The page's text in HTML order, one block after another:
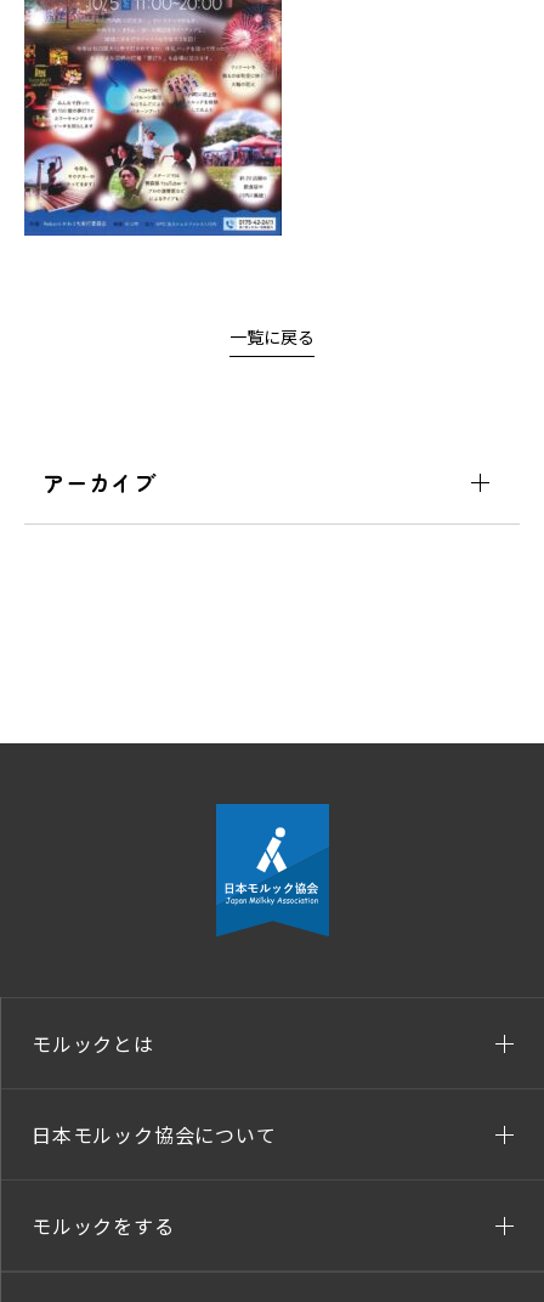
一覧に戻る
アーカイブ
モルックとは
日本モルック協会について
モルックをする